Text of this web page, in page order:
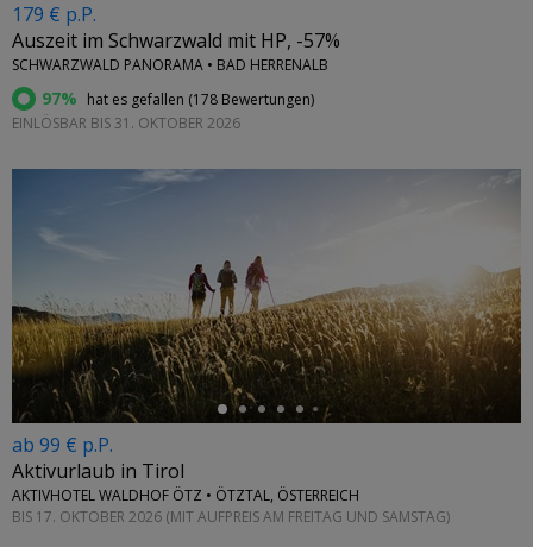
179 € p.P.
Auszeit im Schwarzwald mit HP, -57%
SCHWARZWALD PANORAMA • BAD HERRENALB
97% hat es gefallen (178 Bewertungen)
EINLÖSBAR BIS 31. OKTOBER 2026
←
ab 99 € p.P.
Aktivurlaub in Tirol
AKTIVHOTEL WALDHOF ÖTZ • ÖTZTAL, ÖSTERREICH
BIS 17. OKTOBER 2026 (MIT AUFPREIS AM FREITAG UND SAMSTAG)